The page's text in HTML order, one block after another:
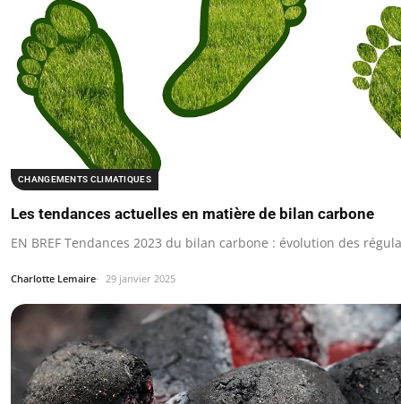
CHANGEMENTS CLIMATIQUES
Les tendances actuelles en matière de bilan carbone
EN BREF Tendances 2023 du bilan carbone : évolution des
Charlotte Lemaire 29 janvier 2025